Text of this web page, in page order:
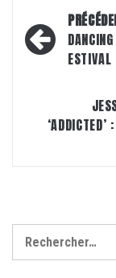
d’article
ESTIVAL
‘ADDICTED’